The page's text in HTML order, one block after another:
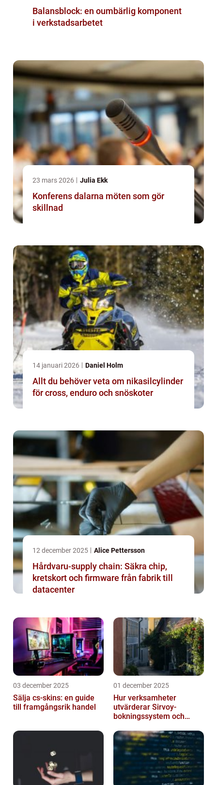
Balansblock: en oumbärlig komponent
i verkstadsarbetet
23 mars 2026 Julia Ekk
Konferens dalarna möten som gör
skillnad
14 januari 2026 Daniel Holm
Allt du behöver veta om nikasilcylinder
för cross, enduro och snöskoter
12 december 2025 Alice Pettersson
Hårdvaru-supply chain: Säkra chip,
kretskort och firmware från fabrik till
datacenter
03 december 2025
Sälja cs-skins: en guide
till framgångsrik handel
01 december 2025
Hur verksamheter
utvärderar Sirvoy-
bokningssystem och